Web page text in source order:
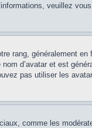
veuillez
rang, généralement en
d’avatar et est
pas utiliser les
comme les